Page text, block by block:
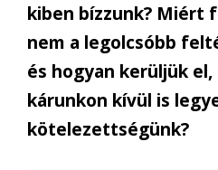
kiben bízzunk? Miért
nem a legolcsóbb
és hogyan kerüljük
kárunkon kívül is
kötelezettségünk?